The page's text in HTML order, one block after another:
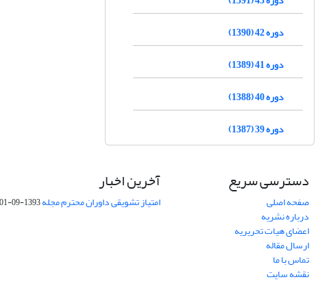
دوره 42 (1390)
دوره 41 (1389)
دوره 40 (1388)
دوره 39 (1387)
دسترسی سریع
صفحه اصلی
درباره نشریه
اعضای هیات تحریریه
ارسال مقاله
تماس با ما
نقشه سایت
آخرین اخبار
امتیاز تشویقی داوران محترم مجله1393-09-01